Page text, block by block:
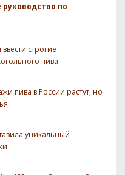
по
строгие
пива
пива в России растут, но
уникальный